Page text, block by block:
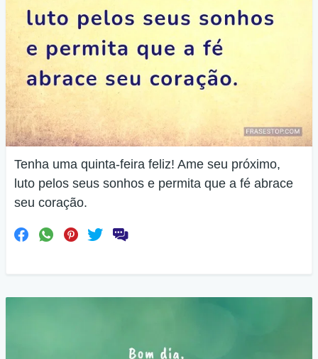
Tenha uma quinta-feira feliz! Ame seu próximo,
luto pelos seus sonhos e permita que a fé abrace
seu coração.